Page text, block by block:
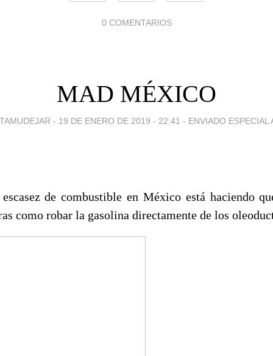
0 COMENTARIOS
MAD MÉXICO
- 19 DE ENERO DE 2019 - 22:41 - ENVIADO ESPECIAL
de combustible en México está haciendo
como robar la gasolina directamente de los